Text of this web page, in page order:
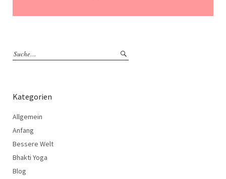
Kategorien
Allgemein
Anfang
Bessere Welt
Bhakti Yoga
Blog